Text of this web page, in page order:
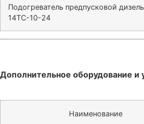
Подогреватель предпусковой
14ТС-10-24
Дополнительное оборудование и
Наименование